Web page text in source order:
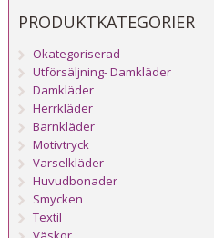
PRODUKTKATEGORIER
Okategoriserad
Utförsäljning- Damkläder
Damkläder
Herrkläder
Barnkläder
Motivtryck
Varselkläder
Huvudbonader
Smycken
Textil